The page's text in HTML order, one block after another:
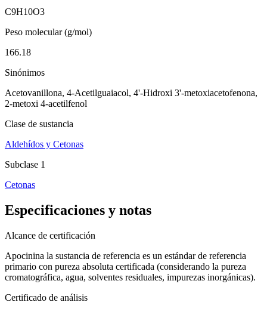
C9H10O3
Peso molecular (g/mol)
166.18
Sinónimos
Acetovanillona, 4-Acetilguaiacol, 4'-Hidroxi 3'-metoxiacetofenona,
2-metoxi 4-acetilfenol
Clase de sustancia
Aldehídos y Cetonas
Subclase 1
Cetonas
Especificaciones y notas
Alcance de certificación
Apocinina la sustancia de referencia es un estándar de referencia
primario con pureza absoluta certificada (considerando la pureza
cromatográfica, agua, solventes residuales, impurezas inorgánicas).
Certificado de análisis